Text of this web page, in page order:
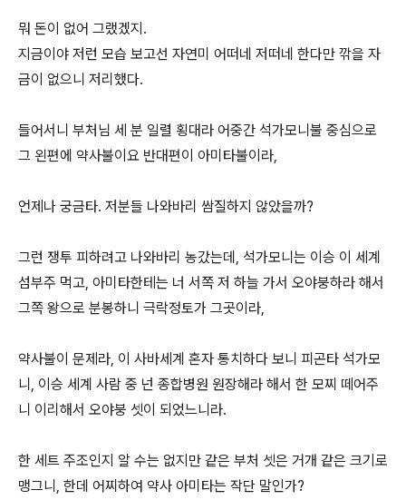
뭐 돈이 없어 그랬겠지.
지금이야 저런 모습 보고선 자연미 어떠네 저떠네 한다만 깎을 자
금이 없으니 저리했다.
들어서니 부처님 세 분 일렬 횡대라 어중간 석가모니불 중심으로
그 왼편에 약사불이요 반대편이 아미타불이라,
언제나 궁금타. 저분들 나와바리 쌈질하지 않았을까?
그런 쟁투 피하려고 나와바리 농갔는데, 석가모니는 이승 이 세계
섬부주 먹고, 아미타한테는 너 서쪽 저 하늘 가서 오야붕하라 해서
그쪽 왕으로 분봉하니 극락정토가 그곳이라,
약사불이 문제라, 이 사바세계 혼자 통치하다 보니 피곤타 석가모
니, 이승 세계 사람 중 넌 종합병원 원장해라 해서 한 모찌 떼어주
니 이리해서 오야붕 셋이 되었느니라.
한 세트 주조인지 알 수는 없지만 같은 부처 셋은 거개 같은 크기로
맹그니, 한데 어찌하여 약사 아미타는 작단 말인가?